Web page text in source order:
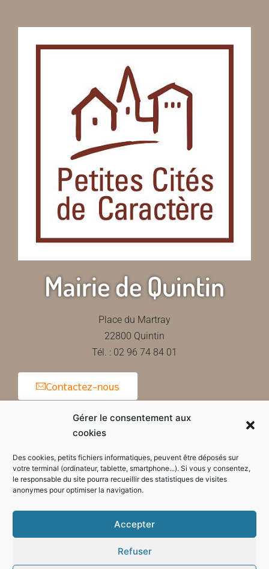
Gérer le consentement aux
cookies
Des cookies, petits fichiers informatiques, peuvent être déposés sur
votre terminal (ordinateur, tablette, smartphone...). Si vous y consentez,
le responsable du site pourra recueillir des statistiques de visites
anonymes pour optimiser la navigation.
Accepter
Refuser
Mairie de Quintin
Place du Martray
22800 Quintin
Tél. : 02 96 74 84 01
Contactez-nous
Horaires d'ouverture de la mairie